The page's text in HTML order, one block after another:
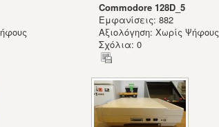
Commodore 128D_5
Εμφανίσεις: 882
Αξιολόγηση: Χωρίς Ψήφους
Σχόλια: 0